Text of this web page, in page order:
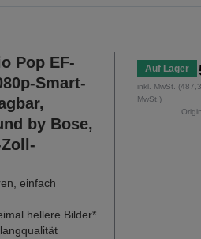
Pop EF-
Smart-
by Bose,
einfach
hellere Bilder*
Auf Lager
inkl. MwSt.
MwSt.)